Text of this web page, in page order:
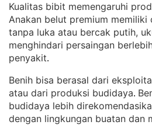
Kualitas bibit memengaruhi
Anakan belut premium memiliki
tanpa luka atau bercak putih,
menghindari persaingan
penyakit.
Benih bisa berasal dari
atau dari produksi budidaya.
budidaya lebih
dengan lingkungan buatan dan